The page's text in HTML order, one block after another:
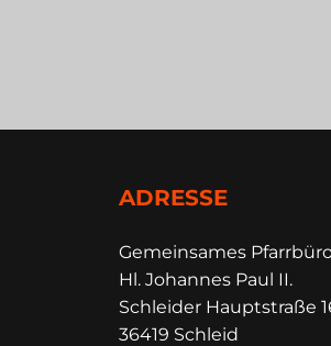
ADRESSE
Gemeinsames
Hl. Johannes Paul II.
Schleider Hauptstraße
36419 Schleid